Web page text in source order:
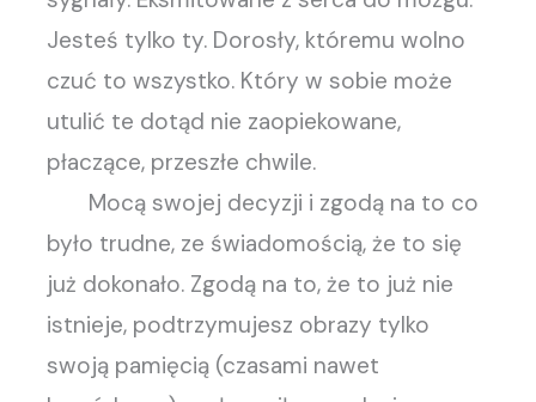
Jesteś tylko ty. Dorosły, któremu wolno
czuć to wszystko. Który w sobie może
utulić te dotąd nie zaopiekowane,
płaczące, przeszłe chwile.
Mocą swojej decyzji i zgodą na to co
było trudne, ze świadomością, że to się
już dokonało. Zgodą na to, że to już nie
istnieje, podtrzymujesz obrazy tylko
swoją pamięcią (czasami nawet